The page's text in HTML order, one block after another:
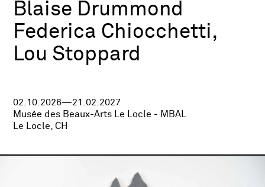
Blaise Drummond
Federica Chiocchetti,
Lou Stoppard
02.10.2026—21.02.2027
Musée des Beaux-Arts Le Locle - MBAL
Le Locle, CH